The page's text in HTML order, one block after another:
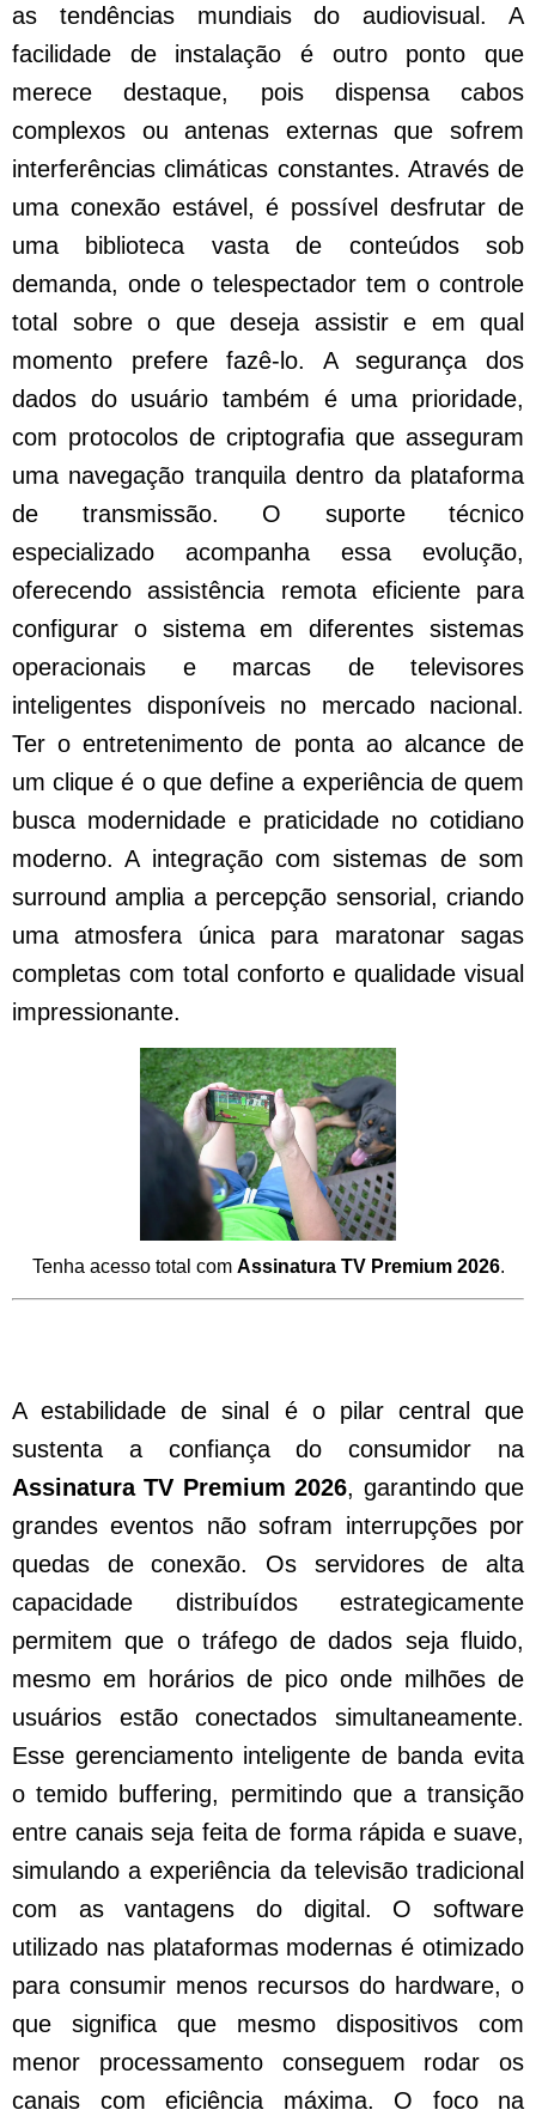
as tendências mundiais do audiovisual. A
facilidade de instalação é outro ponto que
merece destaque, pois dispensa cabos
complexos ou antenas externas que sofrem
interferências climáticas constantes. Através de
uma conexão estável, é possível desfrutar de
uma biblioteca vasta de conteúdos sob
demanda, onde o telespectador tem o controle
total sobre o que deseja assistir e em qual
momento prefere fazê-lo. A segurança dos
dados do usuário também é uma prioridade,
com protocolos de criptografia que asseguram
uma navegação tranquila dentro da plataforma
de transmissão. O suporte técnico
especializado acompanha essa evolução,
oferecendo assistência remota eficiente para
configurar o sistema em diferentes sistemas
operacionais e marcas de televisores
inteligentes disponíveis no mercado nacional.
Ter o entretenimento de ponta ao alcance de
um clique é o que define a experiência de quem
busca modernidade e praticidade no cotidiano
moderno. A integração com sistemas de som
surround amplia a percepção sensorial, criando
uma atmosfera única para maratonar sagas
completas com total conforto e qualidade visual
impressionante.
Tenha acesso total com Assinatura TV Premium 2026.
A estabilidade de sinal é o pilar central que
sustenta a confiança do consumidor na
Assinatura TV Premium 2026, garantindo que
grandes eventos não sofram interrupções por
quedas de conexão. Os servidores de alta
capacidade distribuídos estrategicamente
permitem que o tráfego de dados seja fluido,
mesmo em horários de pico onde milhões de
usuários estão conectados simultaneamente.
Esse gerenciamento inteligente de banda evita
o temido buffering, permitindo que a transição
entre canais seja feita de forma rápida e suave,
simulando a experiência da televisão tradicional
com as vantagens do digital. O software
utilizado nas plataformas modernas é otimizado
para consumir menos recursos do hardware, o
que significa que mesmo dispositivos com
menor processamento conseguem rodar os
canais com eficiência máxima. O foco na